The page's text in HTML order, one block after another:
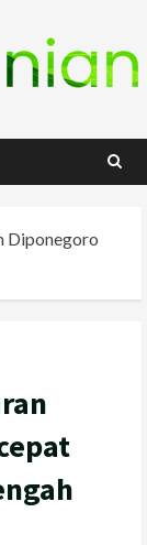
Diponegoro